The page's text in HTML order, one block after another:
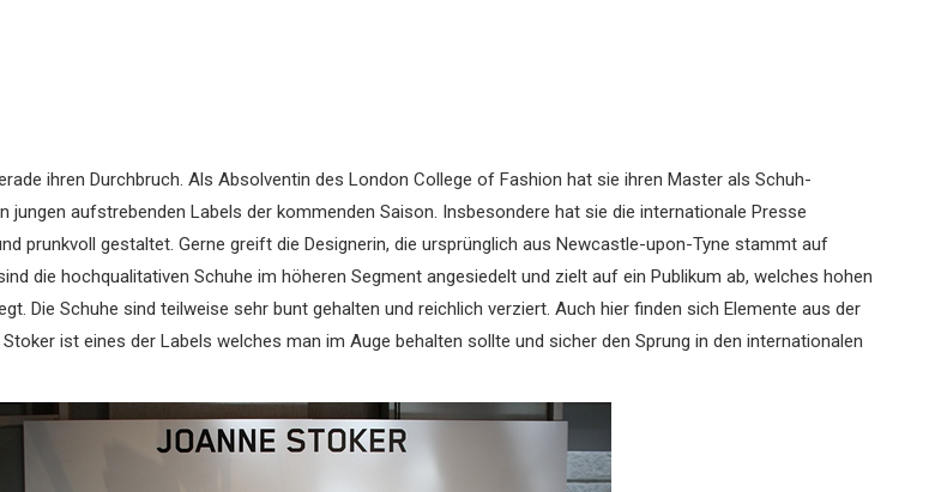
ihren Durchbruch. Als Absolventin des London College of Fashion hat sie ihren Master als Schuh-
jungen aufstrebenden Labels der kommenden Saison. Insbesondere hat sie die internationale Presse
prunkvoll gestaltet. Gerne greift die Designerin, die ursprünglich aus Newcastle-upon-Tyne stammt auf
die hochqualitativen Schuhe im höheren Segment angesiedelt und zielt auf ein Publikum ab, welches hohen
Die Schuhe sind teilweise sehr bunt gehalten und reichlich verziert. Auch hier finden sich Elemente aus der
ist eines der Labels welches man im Auge behalten sollte und sicher den Sprung in den internationalen